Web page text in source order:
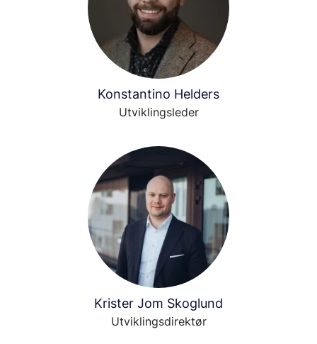
Konstantino Helders
Utviklingsleder
Krister Jom Skoglund
Utviklingsdirektør